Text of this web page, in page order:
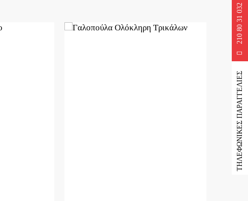
ΤΗΛΕΦΩΝΙΚΕΣ ΠΑΡΑΓΓΕΛΙΕΣ
210 80 31 032